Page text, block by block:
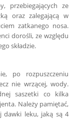
przebiegających ze
oraz zalegającą w
zatkanego nosa.
dorośli, ze względu
składzie.
po rozpuszczeniu
nie wrzącej, wody.
saszetki co kilka
Należy pamiętać,
dawki leku, jaką są 4